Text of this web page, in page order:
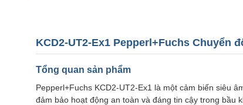
KCD2-UT2-Ex1 Pepperl+Fuchs Chuyển
Tổng quan sản phẩm
Pepperl+Fuchs KCD2-UT2-Ex1 là một cảm biến siêu
đảm bảo hoạt động an toàn và đáng tin cậy trong bầu